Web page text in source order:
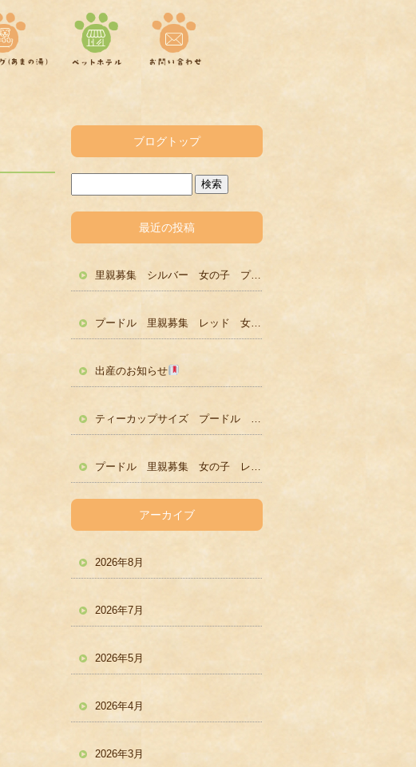
ブログトップ
最近の投稿
里親募集 シルバー 女の子 プードル かわいい
プードル 里親募集 レッド 女の子 かわいい
出産のお知らせ
ティーカップサイズ プードル レッド男の子 ２歳
プードル 里親募集 女の子 レッド
アーカイブ
2026年8月
2026年7月
2026年5月
2026年4月
2026年3月